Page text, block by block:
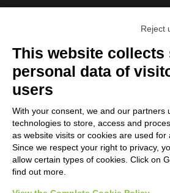
Aree Servite
Italia:
Milano, Roma, Bologna,
Napoli, Venezia, Verona,
Servizi Online:
Reject
This website collects
personal data of
users
With your consent, we and our partners
technologies to store, access and
as website visits or cookies are used for
Since we respect your right to privacy,
allow certain types of cookies. Click on
find out more.